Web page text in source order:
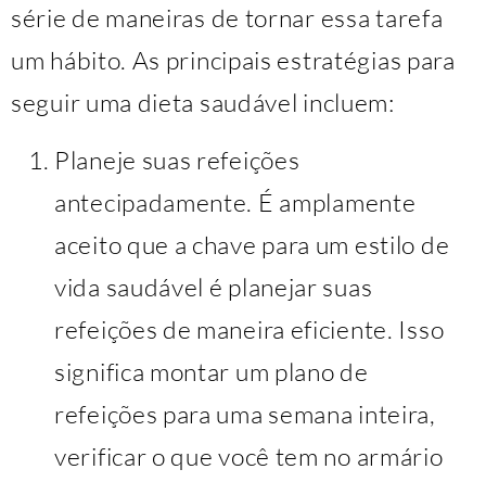
série de maneiras de tornar essa tarefa
um hábito. As principais estratégias para
seguir uma dieta saudável incluem:
Planeje suas refeições
antecipadamente. É amplamente
aceito que a chave para um estilo de
vida saudável é planejar suas
refeições de maneira eficiente. Isso
significa montar um plano de
refeições para uma semana inteira,
verificar o que você tem no armário